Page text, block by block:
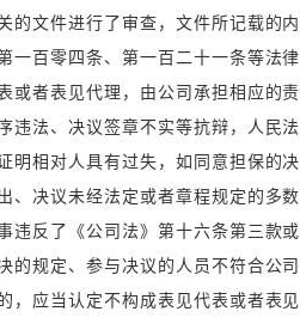
的文件进行了审查，文件所记载的内
一百零四条、第一百二十一条等法律
或者表见代理，由公司承担相应的责
违法、决议签章不实等抗辩，人民法
明相对人具有过失，如同意担保的决
、决议未经法定或者章程规定的多数
违反了《公司法》第十六条第三款或
的规定、参与决议的人员不符合公司
，应当认定不构成表见代表或者表见